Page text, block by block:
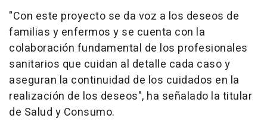
"Con este proyecto se da voz a los deseos de
familias y enfermos y se cuenta con la
colaboración fundamental de los profesionales
sanitarios que cuidan al detalle cada caso y
aseguran la continuidad de los cuidados en la
realización de los deseos", ha señalado la titular
de Salud y Consumo.